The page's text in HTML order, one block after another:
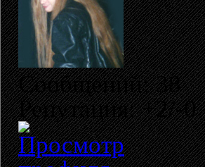
Сообщений: 38
Репутация: +2/-0